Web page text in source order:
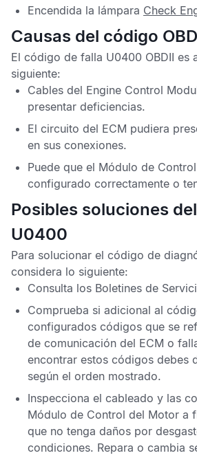
Encendida la lámpara Check
Causas del código
El código de falla U0400 OBDII es
siguiente:
Cables del Engine Control
presentar deficiencias.
El circuito del ECM pudiera
en sus conexiones.
Puede que el Módulo de
configurado correctamente o
Posibles soluciones
U0400
Para solucionar el código de
considera lo siguiente:
Consulta los Boletines de
Comprueba si adicional al
configurados códigos que se
de comunicación del ECM o
encontrar estos códigos debes
según el orden mostrado.
Inspecciona el cableado y las
Módulo de Control del Motor a
que no tenga daños por
condiciones. Repara o cambia